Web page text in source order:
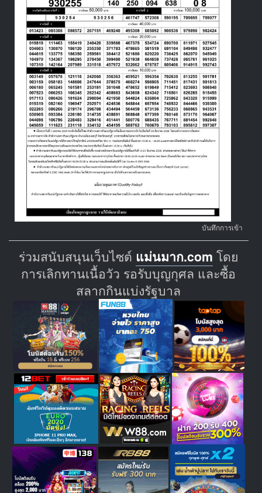
บันทึกการเข้า
ร่วมสนับสนุนเว็บไซต์ แม่นมาก.com โดย
การเลิกทานเนื้อวัว รอรับบุญกุศล และซื้อ
สลากกินแบ่งรัฐบาล